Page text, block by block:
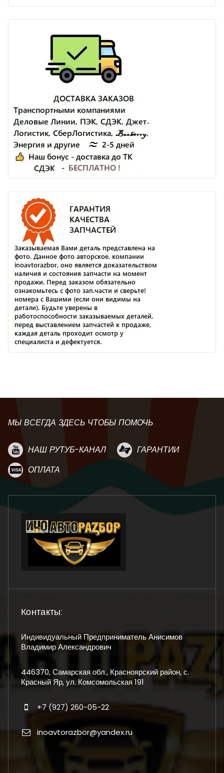
МЫ ВСЕГДА ЗДЕСЬ ЧТОБЫ ПОМОЧЬ
НАШ РУТУБ-КАНАЛ
ГАРАНТИИ
ОПЛАТА
Контакты:
Индивидуальный Предприниматель Анисимов
Владимир Александрович
446370, Самарская обл., Красноярский район, с.
Красный Яр, ул. Комсомольская 191
+7 (927) 260-05-22
inoavtorazbor@yandex.ru